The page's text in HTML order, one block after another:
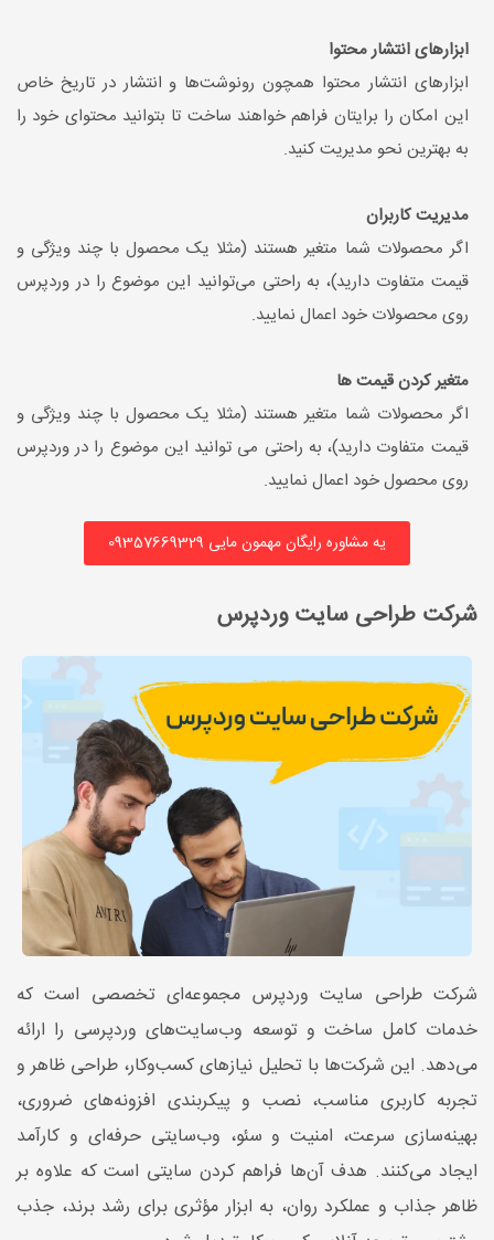
ابزارهای انتشار محتوا
ابزارهای انتشار محتوا همچون رونوشت‌ها و انتشار در تاریخ خاص
این امکان را برایتان فراهم خواهند ساخت تا بتوانید محتوای خود را
به بهترین نحو مدیریت کنید.
مدیریت کاربران
اگر محصولات شما متغیر هستند (مثلا یک محصول با چند ویژگی و
قیمت متفاوت دارید)، به راحتی می‌توانید این موضوع را در وردپرس
روی محصولات خود اعمال نمایید.
متغیر کردن قیمت ها
اگر محصولات شما متغیر هستند (مثلا یک محصول با چند ویژگی و
قیمت متفاوت دارید)، به راحتی می توانید این موضوع را در وردپرس
روی محصول خود اعمال نمایید.
یه مشاوره رایگان مهمون مایی 09357669329
شرکت طراحی سایت وردپرس
شرکت طراحی سایت وردپرس مجموعه‌ای تخصصی است که
خدمات کامل ساخت و توسعه وب‌سایت‌های وردپرسی را ارائه
می‌دهد. این شرکت‌ها با تحلیل نیازهای کسب‌وکار، طراحی ظاهر و
تجربه کاربری مناسب، نصب و پیکربندی افزونه‌های ضروری،
بهینه‌سازی سرعت، امنیت و سئو، وب‌سایتی حرفه‌ای و کارآمد
ایجاد می‌کنند. هدف آن‌ها فراهم کردن سایتی است که علاوه بر
ظاهر جذاب و عملکرد روان، به ابزار مؤثری برای رشد برند، جذب